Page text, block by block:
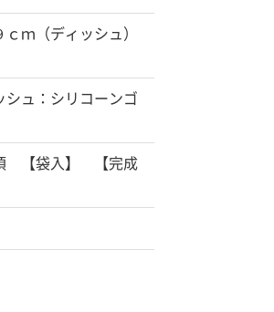
ｍ（ディッシュ）
ュ：シリコーンゴ
【袋入】 【完成